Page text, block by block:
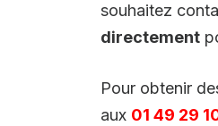
souhaitez
directement
Pour obtenir
aux 01 49 29